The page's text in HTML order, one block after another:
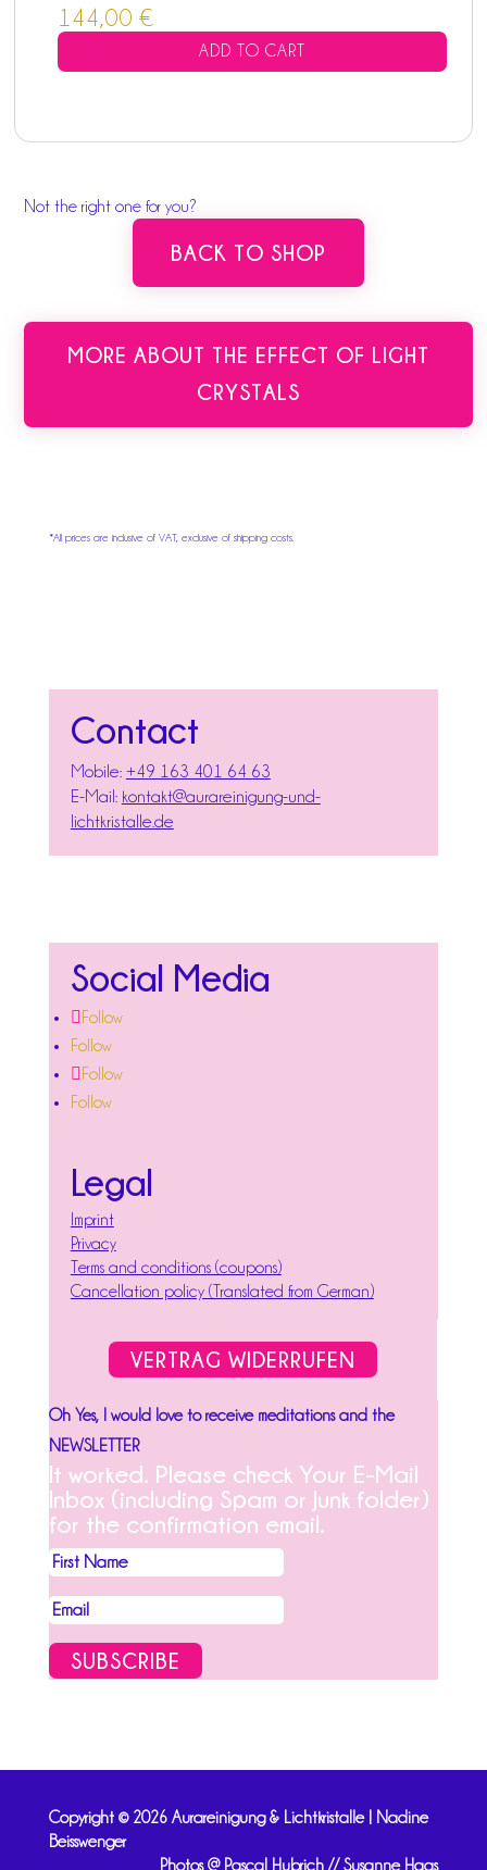
Not the right one for you?
BACK TO SHOP
MORE ABOUT THE EFFECT OF LIGHT
CRYSTALS
144,00 €
ADD TO CART
*All prices are inclusive of VAT, exclusive of shipping costs.
Contact
Mobile: +49 163 401 64 63
E-Mail: kontakt@aurareinigung-und-
lichtkristalle.de
Social Media
Follow
Follow
Follow
Follow
Legal
Imprint
Privacy
Terms and conditions (coupons)
Cancellation policy (Translated from German)
VERTRAG WIDERRUFEN
Oh Yes, I would love to receive meditations and the
NEWSLETTER
It worked. Please check Your E-Mail
Inbox (including Spam or Junk folder)
for the confirmation email.
SUBSCRIBE
Copyright © 2026 Aurareinigung & Lichtkristalle | Nadine
Beisswenger
Photos @ Pascal Hubrich // Susanne Haas